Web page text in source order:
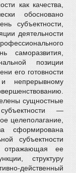
как качества,
обосновано
субъектности,
деятельности
саморазвития,
позиции
его готовности
непрерывному
сущностные
субъектности ―
целеполагание,
сформирована
субъектности
отражающая ее
структуру
действенный